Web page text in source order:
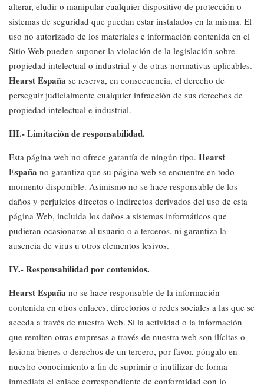
alterar, eludir o manipular cualquier dispositivo de protección o
sistemas de seguridad que puedan estar instalados en la misma. El
uso no autorizado de los materiales e información contenida en el
Sitio Web pueden suponer la violación de la legislación sobre
propiedad intelectual o industrial y de otras normativas aplicables.
Hearst España se reserva, en consecuencia, el derecho de
perseguir judicialmente cualquier infracción de sus derechos de
propiedad intelectual e industrial.
III.- Limitación de responsabilidad.
Esta página web no ofrece garantía de ningún tipo. Hearst
España no garantiza que su página web se encuentre en todo
momento disponible. Asimismo no se hace responsable de los
daños y perjuicios directos o indirectos derivados del uso de esta
página Web, incluida los daños a sistemas informáticos que
pudieran ocasionarse al usuario o a terceros, ni garantiza la
ausencia de virus u otros elementos lesivos.
IV.- Responsabilidad por contenidos.
Hearst España no se hace responsable de la información
contenida en otros enlaces, directorios o redes sociales a las que se
acceda a través de nuestra Web. Si la actividad o la información
que remiten otras empresas a través de nuestra web son ilícitas o
lesiona bienes o derechos de un tercero, por favor, póngalo en
nuestro conocimiento a fin de suprimir o inutilizar de forma
inmediata el enlace correspondiente de conformidad con lo